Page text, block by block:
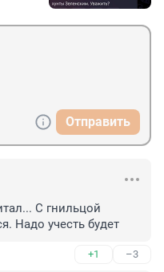
Отправить
С гнильцой
Надо учесть будет
+1 –3